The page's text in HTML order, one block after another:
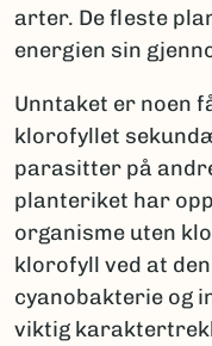
arter. De fleste
energien sin
Unntaket er noen
klorofyllet
parasitter på
planteriket har
organisme uten
klorofyll ved at
cyanobakterie og
viktig